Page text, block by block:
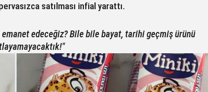
satılması infial yarattı.
emanet edeceğiz? Bile bile bayat, tarihi geçmiş ürünü